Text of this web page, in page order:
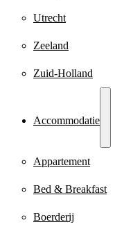
Utrecht
Zeeland
Zuid-Holland
Accommodatie
Appartement
Bed & Breakfast
Boerderij